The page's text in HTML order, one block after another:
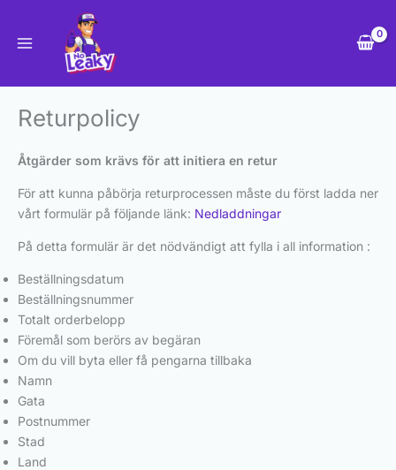
innehåll
Returpolicy
Åtgärder som krävs för att initiera en retur
För att kunna påbörja returprocessen måste du först ladda ner
vårt formulär på följande länk: Nedladdningar
På detta formulär är det nödvändigt att fylla i all information :
Beställningsdatum
Beställningsnummer
Totalt orderbelopp
Föremål som berörs av begäran
Om du vill byta eller få pengarna tillbaka
Namn
Gata
Postnummer
Stad
Land